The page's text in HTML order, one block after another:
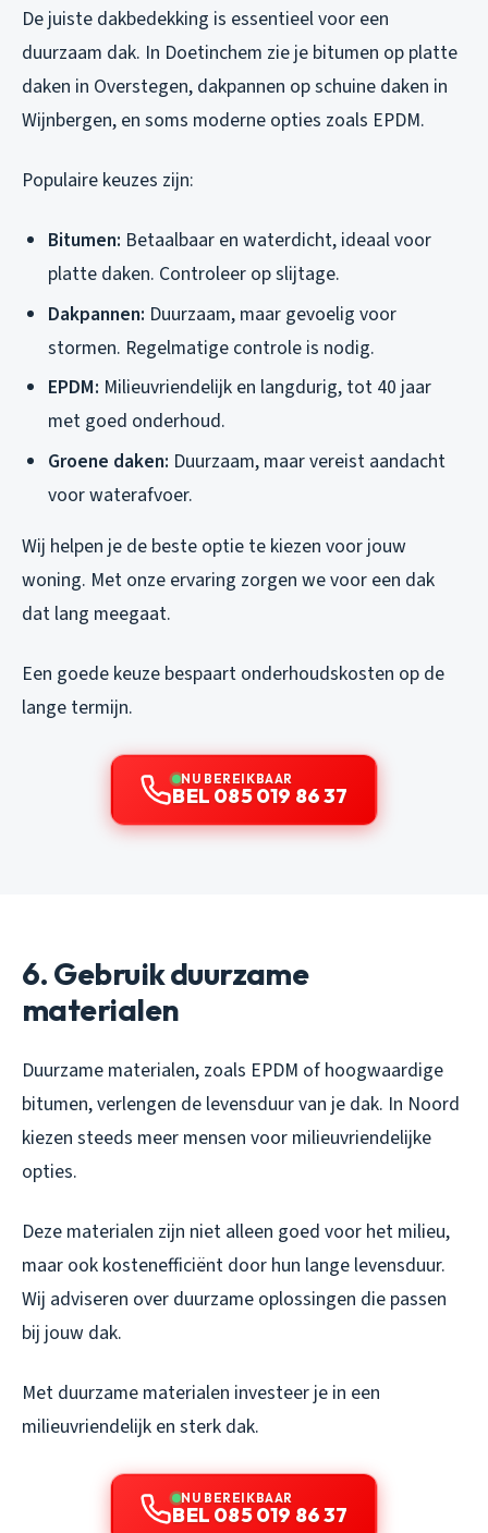
De juiste dakbedekking is essentieel voor een
duurzaam dak. In Doetinchem zie je bitumen op platte
daken in Overstegen, dakpannen op schuine daken in
Wijnbergen, en soms moderne opties zoals EPDM.
Populaire keuzes zijn:
Bitumen: Betaalbaar en waterdicht, ideaal voor
platte daken. Controleer op slijtage.
Dakpannen: Duurzaam, maar gevoelig voor
stormen. Regelmatige controle is nodig.
EPDM: Milieuvriendelijk en langdurig, tot 40 jaar
met goed onderhoud.
Groene daken: Duurzaam, maar vereist aandacht
voor waterafvoer.
Wij helpen je de beste optie te kiezen voor jouw
woning. Met onze ervaring zorgen we voor een dak
dat lang meegaat.
Een goede keuze bespaart onderhoudskosten op de
lange termijn.
NU BEREIKBAAR
BEL 085 019 86 37
6. Gebruik duurzame
materialen
Duurzame materialen, zoals EPDM of hoogwaardige
bitumen, verlengen de levensduur van je dak. In Noord
kiezen steeds meer mensen voor milieuvriendelijke
opties.
Deze materialen zijn niet alleen goed voor het milieu,
maar ook kostenefficiënt door hun lange levensduur.
Wij adviseren over duurzame oplossingen die passen
bij jouw dak.
Met duurzame materialen investeer je in een
milieuvriendelijk en sterk dak.
NU BEREIKBAAR
BEL 085 019 86 37